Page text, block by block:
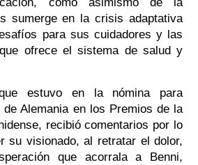
como asimismo de la
sumerge en la crisis adaptativa
para sus cuidadores y las
ofrece el sistema de salud y
estuvo en la nómina para
Alemania en los Premios de la
recibió comentarios por lo
su visionado, al retratar el dolor,
que acorrala a Benni,